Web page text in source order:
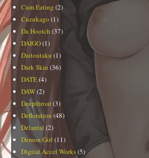
Cum Eating (2)
Cuzukago (1)
Da Hootch (37)
DAIGO(1)
Daitoutaku (1)
Dark Skin (36)
DATE(4)
DAW(2)
Deepthroat (3)
Defloration (48)
Delantal (2)
Demon Girl (11)
Digital Accel Works(5)